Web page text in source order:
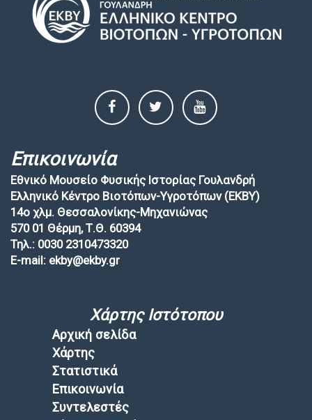
Επικοινωνία
Εθνικό Μουσείο Φυσικής Ιστορίας Γουλανδρή
Ελληνικό Κέντρο Βιοτόπων-Υγροτόπων (EKBY)
14ο χλμ. Θεσσαλονίκης-Μηχανιώνας
570 01 Θέρμη, Τ.Θ. 60394
Τηλ.: 0030 2310473320
E-mail: ekby@ekby.gr
Χάρτης Ιστότοπου
Αρχική σελίδα
Χάρτης
Στατιστικά
Επικοινωνία
Συντελεστές